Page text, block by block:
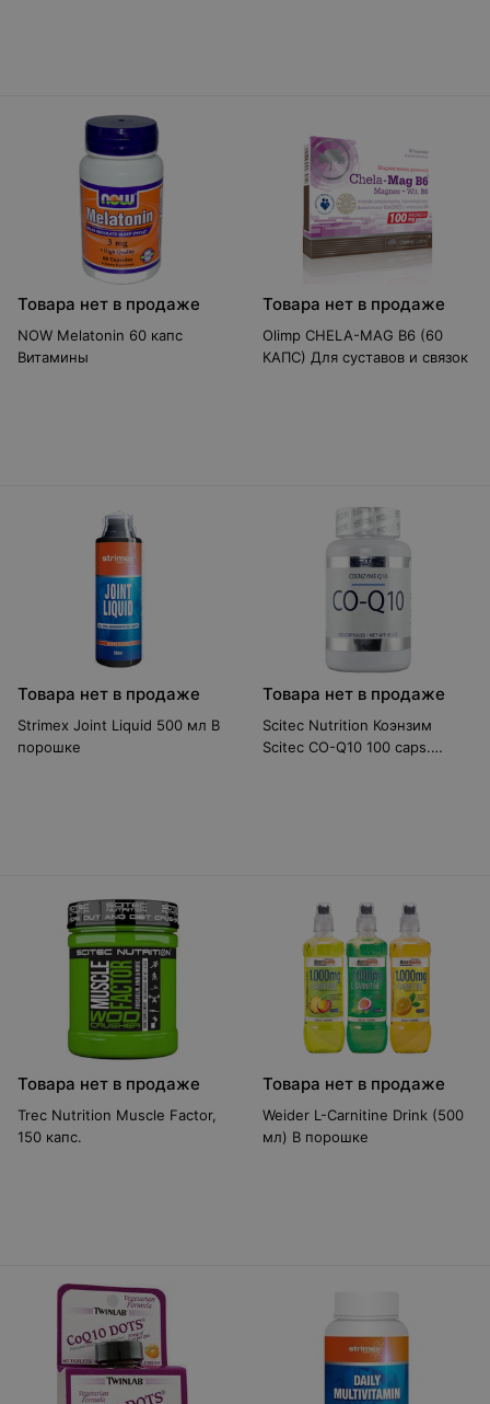
Товара нет в продаже
NOW Melatonin 60 капс
Витамины
Товара нет в продаже
Olimp CHELA-MAG B6 (60
КАПС) Для суставов и связок
Товара нет в продаже
Strimex Joint Liquid 500 мл В
порошке
Товара нет в продаже
Scitec Nutrition Коэнзим
Scitec CO-Q10 100 caps.
Товара нет в продаже
Trec Nutrition Muscle Factor,
150 капс.
Товара нет в продаже
Weider L-Carnitine Drink (500
мл) В порошке